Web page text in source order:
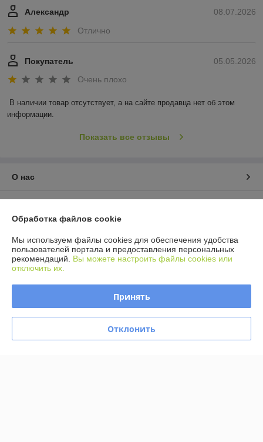
08.07.2026
Александр
Отлично
05.05.2026
Покупатель
Очень плохо
В наличии товар отсутствует, а на сайте продавца нет об этом
информации.
Показать все отзывы
О нас
График работы
Полная версия сайта
Политика обработки cookies
Сайт создан на платформе Deal.by
Обработка файлов cookie
Мы используем файлы cookies для обеспечения удобства
пользователей портала и предоставления персональных
рекомендаций. Вы можете настроить файлы cookies или
отключить их.
Принять
Отклонить